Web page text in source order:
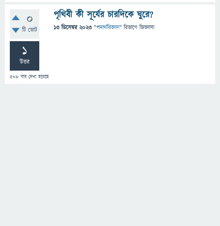
0
টি ভোট
1
উত্তর
508 বার দেখা হয়েছে
পৃথিবী কী সূর্যের চারদিকে ঘুরে?
13 ডিসেম্বর 2023 "পদার্থবিজ্ঞান" বিভাগে জিজ্ঞাসা